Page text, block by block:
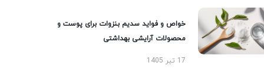
خواص و فواید سدیم بنزوات برای پوست و
محصولات آرایشی بهداشتی
17 تیر 1405